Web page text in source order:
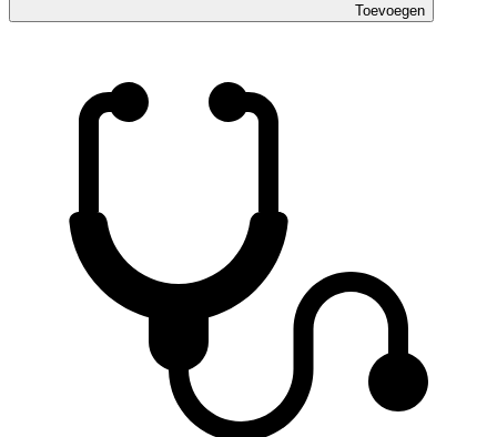
Toevoegen